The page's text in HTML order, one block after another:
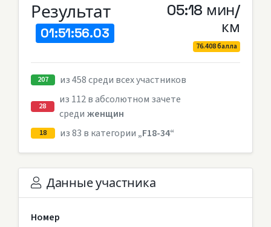
Результат
01:51:56.03
05:18 мин/
км
76.408 балла
207 из 458 среди всех участников
28
из 112 в абсолютном зачете
среди женщин
18 из 83 в категории „F18-34“
Данные участника
Номер